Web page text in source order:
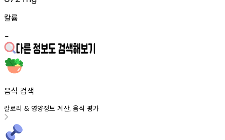
칼륨
-
음식 검색
칼로리 & 영양정보 계산, 음식 평가